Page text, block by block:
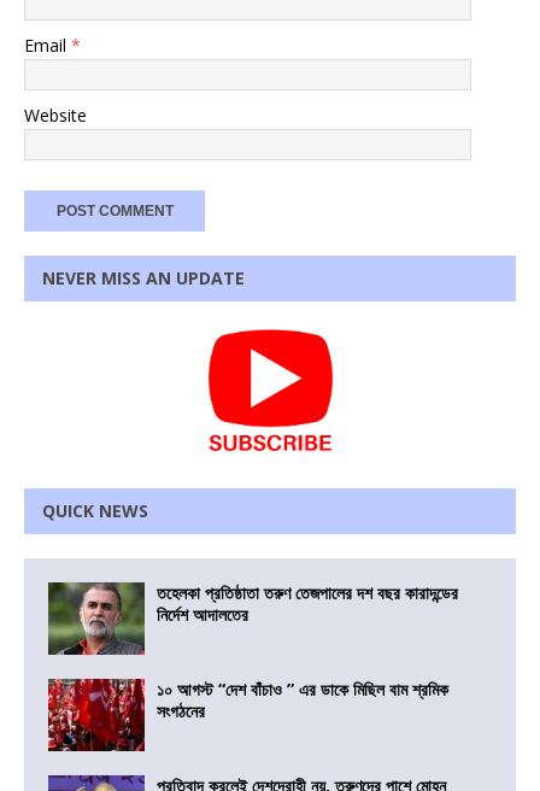
Email *
Website
NEVER MISS AN UPDATE
QUICK NEWS
তহেলকা প্রতিষ্ঠাতা তরুণ তেজপালের দশ বছর কারাদন্ডের
নির্দেশ আদালতের
১০ আগস্ট “দেশ বাঁচাও ” এর ডাকে মিছিল বাম শ্রমিক
সংগঠনের
প্রতিবাদ করলেই দেশদ্রোহী নয়, তরুণদের পাশে মোহন